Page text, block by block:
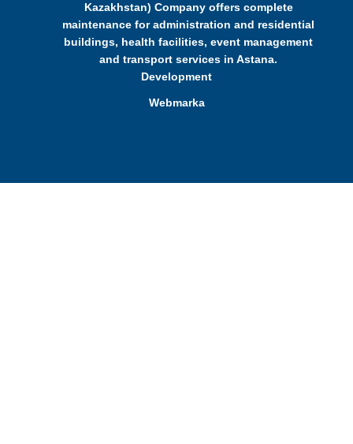
Kazakhstan) Company offers complete
maintenance for administration and residential
buildings, health facilities, event management
and transport services in Astana.
Development
Webmarka